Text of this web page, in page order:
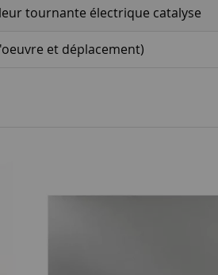
tournante électrique catalyse
et déplacement)